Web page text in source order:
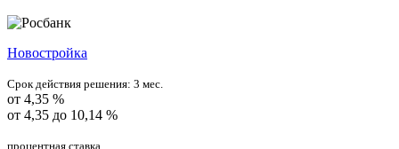
Новостройка
Срок действия решения: 3 мес.
от 4,35 %
от 4,35 до 10,14 %
процентная ставка